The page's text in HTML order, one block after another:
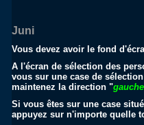
Juni
Vous devez avoir le fond
A l'écran de sélection des
vous sur une case de
maintenez la direction "gauche
Si vous êtes sur une case
appuyez sur n'importe quelle